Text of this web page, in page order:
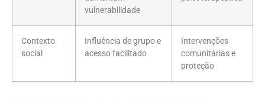
vulnerabilidade
Contexto
social
Influência de grupo e
acesso facilitado
Intervenções
comunitárias e
proteção